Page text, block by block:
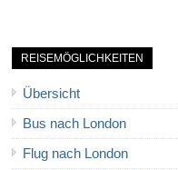
REISEMÖGLICHKEITEN
Übersicht
Bus nach London
Flug nach London